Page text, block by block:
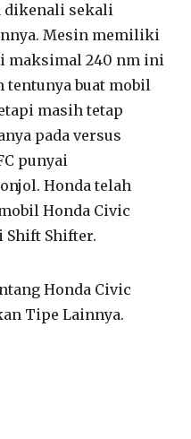
dikenali sekali
Mesin memiliki
maksimal 240 nm ini
buat mobil
masih tetap
pada versus
punyai
Honda telah
Honda Civic
Shift Shifter.
Honda Civic
Tipe Lainnya.